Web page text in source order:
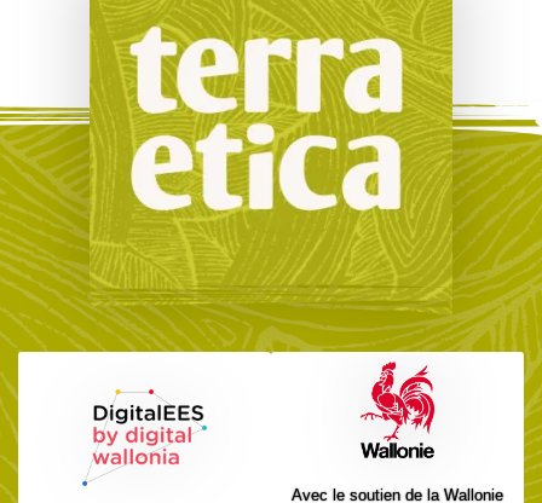
Avec le soutien de la Wallonie